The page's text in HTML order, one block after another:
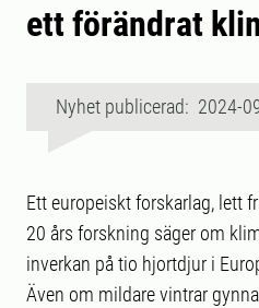
ett förändrat
Nyhet publicerad: 2024-
Ett europeiskt forskarlag, lett
20 års forskning säger om
inverkan på tio hjortdjur i
Även om mildare vintrar